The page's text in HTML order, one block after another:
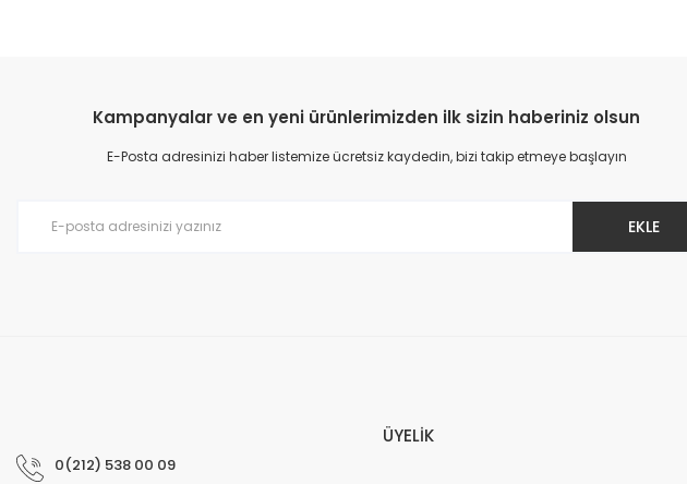
Kampanyalar ve en yeni ürünlerimizden ilk sizin haberiniz olsun
E-Posta adresinizi haber listemize ücretsiz kaydedin, bizi takip etmeye başlayın
EKLE
0(212) 538 00 09
ÜYELİK